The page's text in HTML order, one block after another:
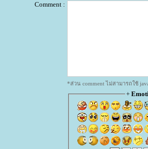
Comment :
*ส่วน comment ไม่สามารถใช้
+